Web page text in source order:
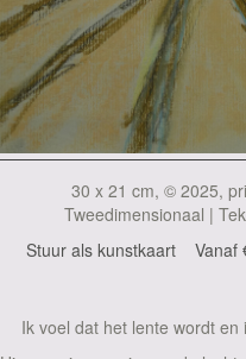
30 x 21 cm, © 2025,
Tweedimensionaal |
Stuur als kunstkaart Vanaf
Ik voel dat het lente wordt